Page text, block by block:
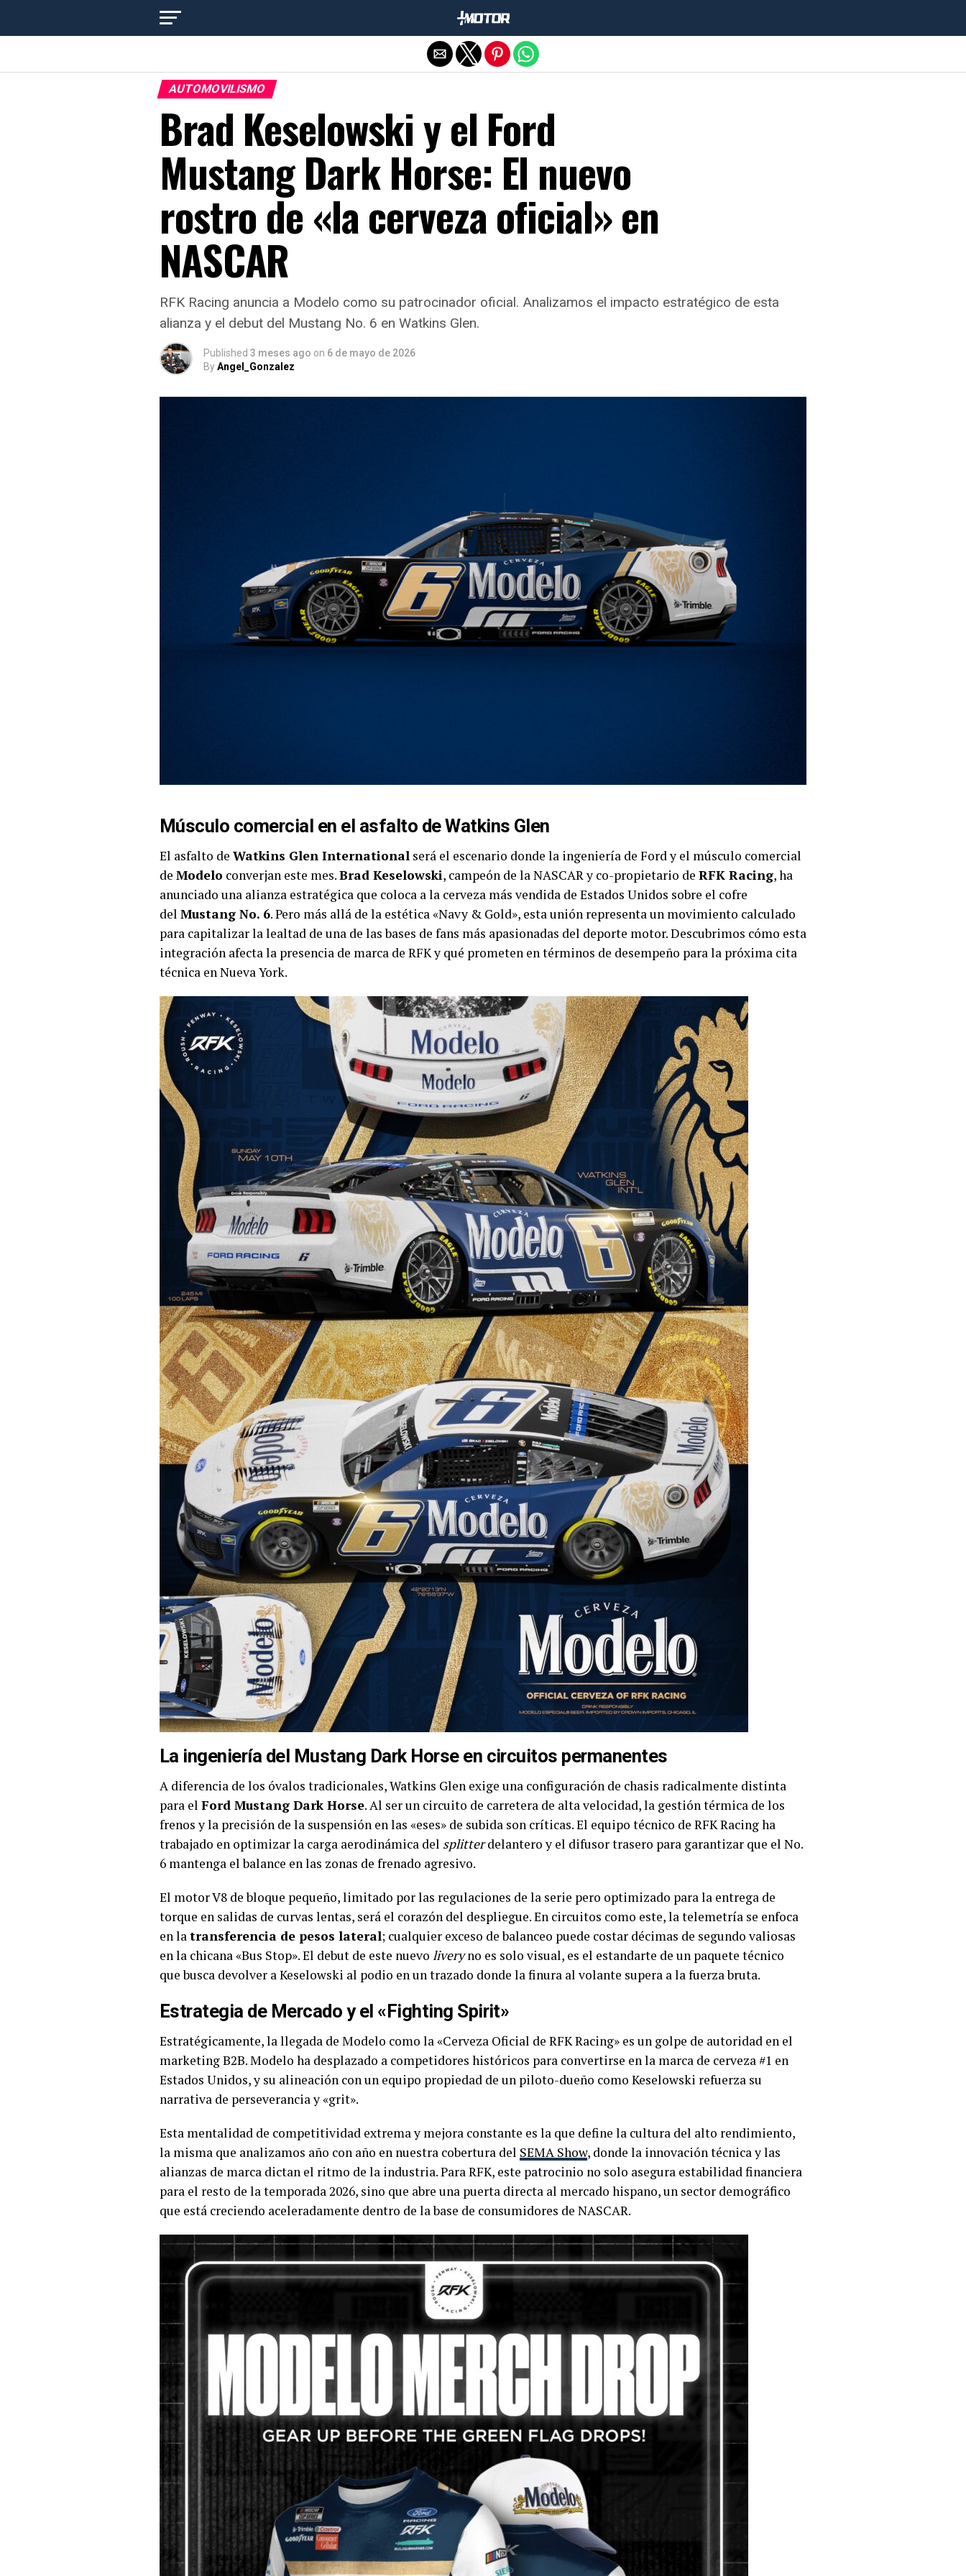
AUTOMOVILISMO
Brad Keselowski y el Ford
Mustang Dark Horse: El nuevo
rostro de «la cerveza oficial» en
NASCAR
RFK Racing anuncia a Modelo como su patrocinador oficial. Analizamos el impacto estratégico de esta
alianza y el debut del Mustang No. 6 en Watkins Glen.
Published 3 meses ago on 6 de mayo de 2026
ByAngel_Gonzalez
Músculo comercial en el asfalto de Watkins Glen
El asfalto de Watkins Glen International será el escenario donde la ingeniería de Ford y el músculo comercial
de Modelo converjan este mes.Brad Keselowski, campeón de la NASCAR y co-propietario de RFK Racing, ha
anunciado una alianza estratégica que coloca a la cerveza más vendida de Estados Unidos sobre el cofre
del Mustang No. 6. Pero más allá de la estética «Navy & Gold», esta unión representa un movimiento calculado
para capitalizar la lealtad de una de las bases de fans más apasionadas del deporte motor. Descubrimos cómo esta
integración afecta la presencia de marca de RFK y qué prometen en términos de desempeño para la próxima cita
técnica en Nueva York.
La ingeniería del Mustang Dark Horse en circuitos permanentes
A diferencia de los óvalos tradicionales, Watkins Glen exige una configuración de chasis radicalmente distinta
para el Ford Mustang Dark Horse. Al ser un circuito de carretera de alta velocidad, la gestión térmica de los
frenos y la precisión de la suspensión en las «eses» de subida son críticas. El equipo técnico de RFK Racing ha
trabajado en optimizar la carga aerodinámica del splitterdelantero y el difusor trasero para garantizar que el No.
6 mantenga el balance en las zonas de frenado agresivo.
El motor V8 de bloque pequeño, limitado por las regulaciones de la serie pero optimizado para la entrega de
torque en salidas de curvas lentas, será el corazón del despliegue. En circuitos como este, la telemetría se enfoca
en latransferencia de pesos lateral; cualquier exceso de balanceo puede costar décimas de segundo valiosas
en la chicana «Bus Stop». El debut de este nuevo liveryno es solo visual, es el estandarte de un paquete técnico
que busca devolver a Keselowski al podio en un trazado donde la finura al volante supera a la fuerza bruta.
Estrategia de Mercado y el «Fighting Spirit»
Estratégicamente, la llegada de Modelo como la «Cerveza Oficial de RFK Racing» es un golpe de autoridad en el
marketing B2B. Modelo ha desplazado a competidores históricos para convertirse en la marca de cerveza #1 en
Estados Unidos, y su alineación con un equipo propiedad de un piloto-dueño como Keselowski refuerza su
narrativa de perseverancia y «grit».
Esta mentalidad de competitividad extrema y mejora constante es la que define la cultura del alto rendimiento,
la misma que analizamos año con año en nuestra cobertura del SEMA Show, donde la innovación técnica y las
alianzas de marca dictan el ritmo de la industria. Para RFK, este patrocinio no solo asegura estabilidad financiera
para el resto de la temporada 2026, sino que abre una puerta directa al mercado hispano, un sector demográfico
que está creciendo aceleradamente dentro de la base de consumidores de NASCAR.
Salir de la versión móvil